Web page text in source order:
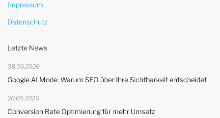
Impressum
Datenschutz
Letzte News
08.06.2026
Google AI Mode: Warum SEO über Ihre Sichtbarkeit entscheidet
20.05.2026
Conversion Rate Optimierung für mehr Umsatz